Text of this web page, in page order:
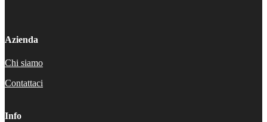
Azienda
Chi siamo
Contattaci
Info